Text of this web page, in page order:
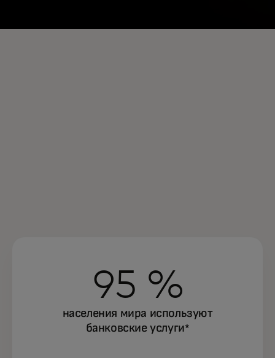
95 %
населения мира используют
банковские услуги*